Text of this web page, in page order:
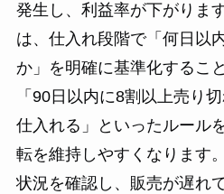
発生し、利益率が下がりま
は、仕入れ段階で「何日以
か」を明確に基準化するこ
「90日以内に8割以上売り
仕入れる」といったルール
転を維持しやすくなります
状況を確認し、販売が遅れ